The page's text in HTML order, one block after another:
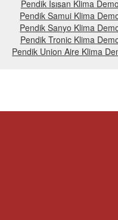
Pendik Isısan Klima
Pendik Samui Klima
Pendik Sanyo Klima
Pendik Tronic Klima
Pendik Union Aire Klima